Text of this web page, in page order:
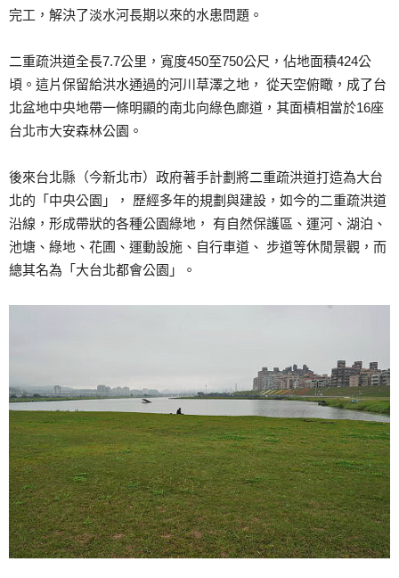
完工，解決了淡水河長期以來的水患問題。
二重疏洪道全長7.7公里，寬度450至750公尺，佔地面積424公
頃。這片保留給洪水通過的河川草澤之地， 從天空俯瞰，成了台
北盆地中央地帶一條明顯的南北向綠色廊道，其面樍相當於16座
台北市大安森林公園。
後來台北縣（今新北市）政府著手計劃將二重疏洪道打造為大台
北的「中央公園」， 歷經多年的規劃與建設，如今的二重疏洪道
沿線，形成帶狀的各種公園綠地， 有自然保護區、運河、湖泊、
池塘、綠地、花圃、運動設施、自行車道、 步道等休閒景觀，而
總其名為「大台北都會公園」。